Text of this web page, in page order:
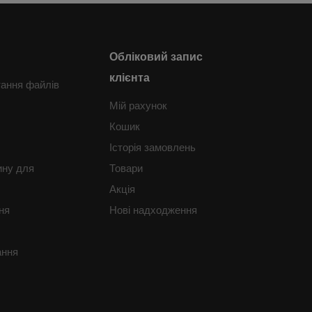
файлів
для
Обліковий запис
клієнта
Мій рахунок
Кошик
Історія замовлень
Товари
Акція
Нові надходження